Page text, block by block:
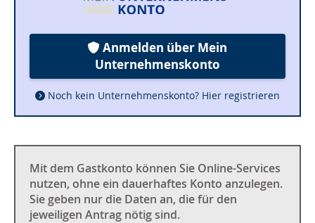
Anmelden über Mein
Unternehmenskonto
Noch kein Unternehmenskonto? Hier registrieren
Mit dem Gastkonto können Sie Online-Services
nutzen, ohne ein dauerhaftes Konto anzulegen.
Sie geben nur die Daten an, die für den
jeweiligen Antrag nötig sind.